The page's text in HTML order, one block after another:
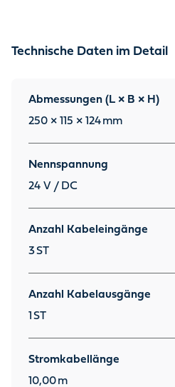
Technische Daten im Detail
Abmessungen (L × B × H)
250 × 115 × 124 mm
Nennspannung
24 V / DC
Anzahl Kabeleingänge
3ST
Anzahl Kabelausgänge
1 ST
Stromkabellänge
10,00 m